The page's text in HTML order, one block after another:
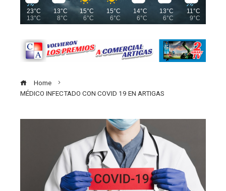
23°C
13°C
13°C
8°C
15°C
6°C
15°C
6°C
14°C
6°C
13°C
6°C
11°C
9°C
Home
MÉDICO INFECTADO CON COVID 19 EN ARTIGAS